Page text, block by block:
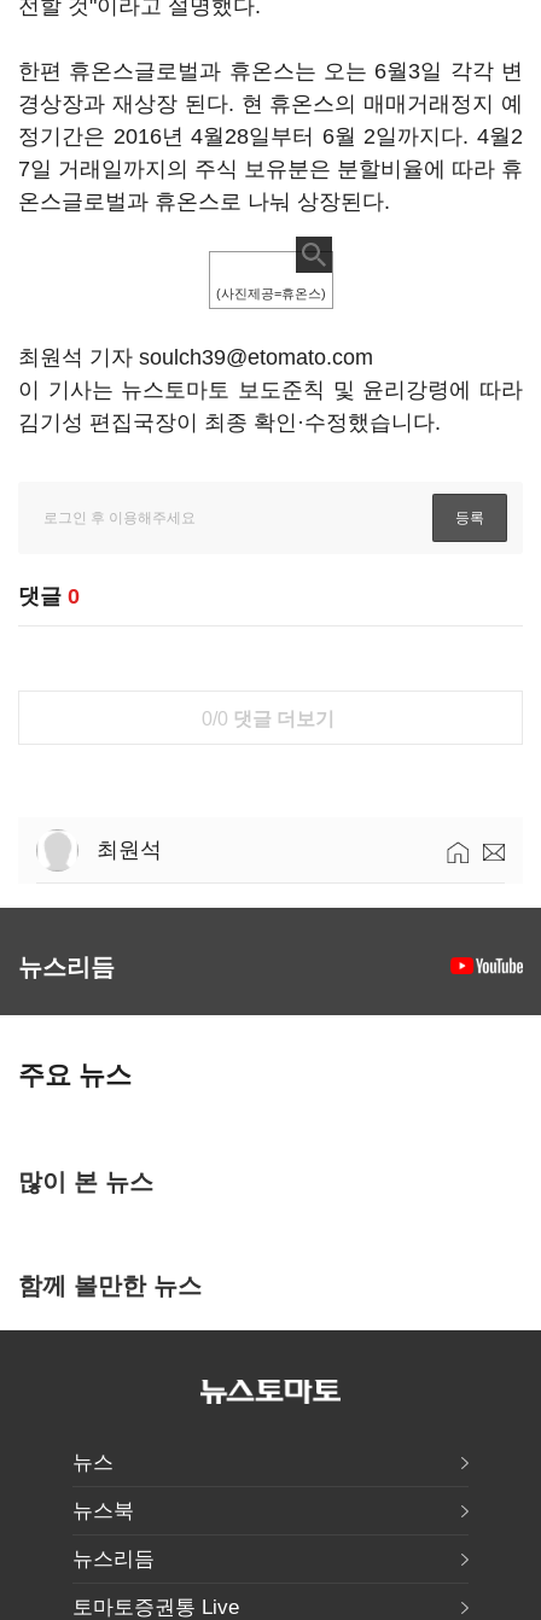
전할 것"이라고 설명했다.
한편 휴온스글로벌과 휴온스는 오는 6월3일 각각 변
경상장과 재상장 된다. 현 휴온스의 매매거래정지 예
정기간은 2016년 4월28일부터 6월 2일까지다. 4월2
7일 거래일까지의 주식 보유분은 분할비율에 따라 휴
온스글로벌과 휴온스로 나눠 상장된다.
(사진제공=휴온스)
최원석 기자 soulch39@etomato.com
이 기사는 뉴스토마토 보도준칙 및 윤리강령에 따라
김기성 편집국장이 최종 확인·수정했습니다.
댓글 0
0/0 댓글 더보기
최원석
뉴스리듬
주요 뉴스
많이 본 뉴스
함께 볼만한 뉴스
뉴스
뉴스북
뉴스리듬
토마토증권통 Live